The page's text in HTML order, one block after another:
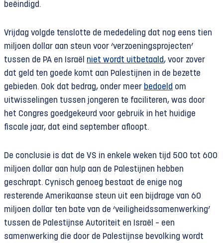
beëindigd.
Vrijdag volgde tenslotte de mededeling dat nog eens tien
miljoen dollar aan steun voor ‘verzoeningsprojecten’
tussen de PA en Israël niet wordt uitbetaald, voor zover
dat geld ten goede komt aan Palestijnen in de bezette
gebieden. Ook dat bedrag, onder meer bedoeld om
uitwisselingen tussen jongeren te faciliteren, was door
het Congres goedgekeurd voor gebruik in het huidige
fiscale jaar, dat eind september afloopt.
De conclusie is dat de VS in enkele weken tijd 500 tot 600
miljoen dollar aan hulp aan de Palestijnen hebben
geschrapt. Cynisch genoeg bestaat de enige nog
resterende Amerikaanse steun uit een bijdrage van 60
miljoen dollar ten bate van de ‘veiligheidssamenwerking’
tussen de Palestijnse Autoriteit en Israël – een
samenwerking die door de Palestijnse bevolking wordt